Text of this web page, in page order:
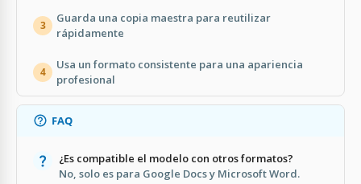
3
Guarda una copia maestra para reutilizar
rápidamente
4
Usa un formato consistente para una apariencia
profesional
FAQ
¿Es compatible el modelo con otros formatos?
No, solo es para Google Docs y Microsoft Word.